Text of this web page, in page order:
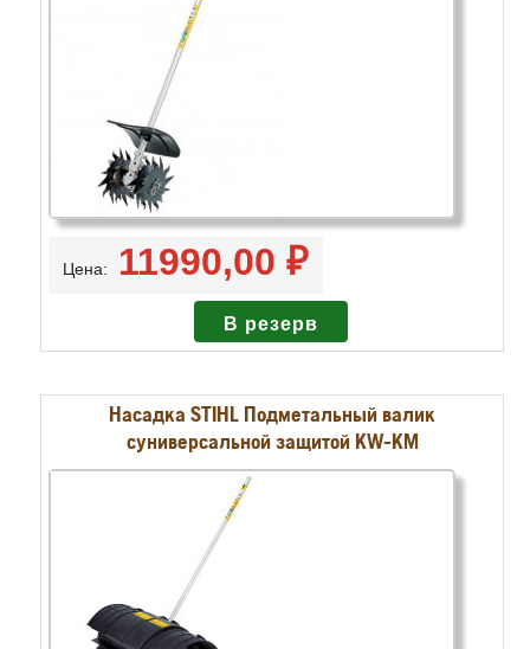
Цена: 11990,00 ₽
Насадка STIHL Подметальный валик
суниверсальной защитой KW-KM